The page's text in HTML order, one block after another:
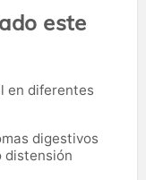
este
en diferentes
digestivos
distensión